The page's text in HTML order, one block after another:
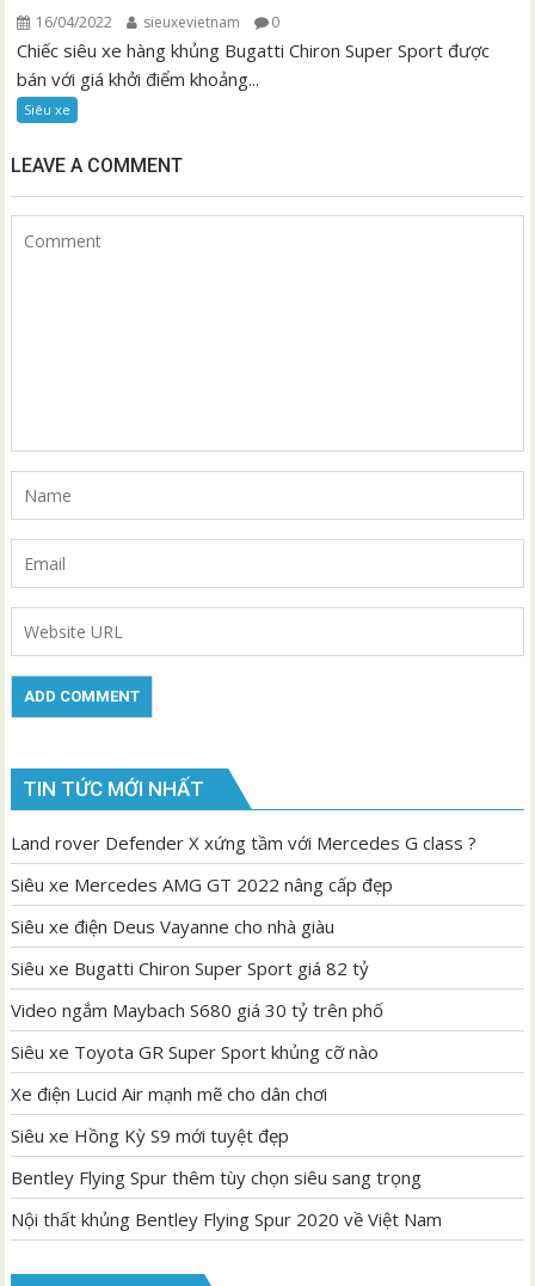
16/04/2022 sieuxevietnam 0
Chiếc siêu xe hàng khủng Bugatti Chiron Super Sport được
bán với giá khởi điểm khoảng...
Siêu xe
LEAVE A COMMENT
TIN TỨC MỚI NHẤT
Land rover Defender X xứng tầm với Mercedes G class ?
Siêu xe Mercedes AMG GT 2022 nâng cấp đẹp
Siêu xe điện Deus Vayanne cho nhà giàu
Siêu xe Bugatti Chiron Super Sport giá 82 tỷ
Video ngắm Maybach S680 giá 30 tỷ trên phố
Siêu xe Toyota GR Super Sport khủng cỡ nào
Xe điện Lucid Air mạnh mẽ cho dân chơi
Siêu xe Hồng Kỳ S9 mới tuyệt đẹp
Bentley Flying Spur thêm tùy chọn siêu sang trọng
Nội thất khủng Bentley Flying Spur 2020 về Việt Nam